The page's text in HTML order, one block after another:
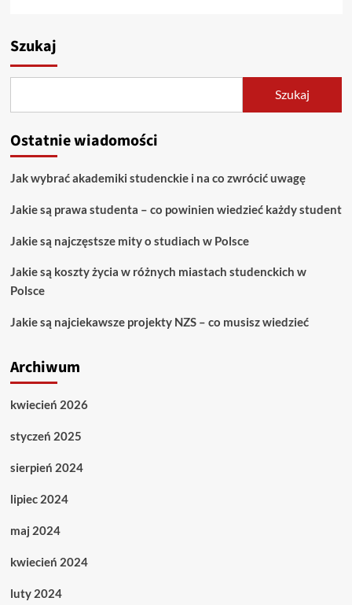
Szukaj
Szukaj
Ostatnie wiadomości
Jak wybrać akademiki studenckie i na co zwrócić uwagę
Jakie są prawa studenta – co powinien wiedzieć każdy student
Jakie są najczęstsze mity o studiach w Polsce
Jakie są koszty życia w różnych miastach studenckich w
Polsce
Jakie są najciekawsze projekty NZS – co musisz wiedzieć
Archiwum
kwiecień 2026
styczeń 2025
sierpień 2024
lipiec 2024
maj 2024
kwiecień 2024
luty 2024